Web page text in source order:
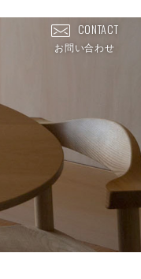
CONTACT
お問い合わせ